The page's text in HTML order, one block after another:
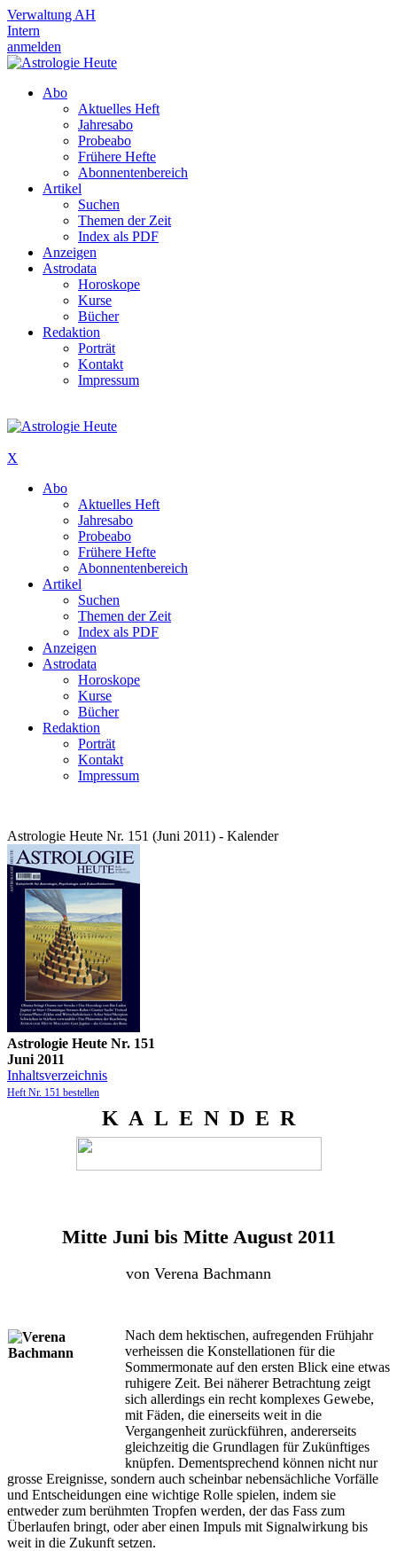
Verwaltung AH
Intern
anmelden
Abo
Aktuelles Heft
Jahresabo
Probeabo
Frühere Hefte
Abonnentenbereich
Artikel
Suchen
Themen der Zeit
Index als PDF
Anzeigen
Astrodata
Horoskope
Kurse
Bücher
Redaktion
Porträt
Kontakt
Impressum
X
Abo
Aktuelles Heft
Jahresabo
Probeabo
Frühere Hefte
Abonnentenbereich
Artikel
Suchen
Themen der Zeit
Index als PDF
Anzeigen
Astrodata
Horoskope
Kurse
Bücher
Redaktion
Porträt
Kontakt
Impressum
Astrologie Heute Nr. 151 (Juni 2011) - Kalender
Astrologie Heute Nr. 151
Juni 2011
Inhaltsverzeichnis
Heft Nr. 151 bestellen
K A L E N D E R
Mitte Juni bis Mitte August 2011
von Verena Bachmann
Nach dem hektischen, aufregenden Frühjahr
verheissen die Konstellationen für die
Sommermonate auf den ersten Blick eine etwas
ruhigere Zeit. Bei näherer Betrachtung zeigt
sich allerdings ein recht komplexes Gewebe,
mit Fäden, die einerseits weit in die
Vergangenheit zurückführen, andererseits
gleichzeitig die Grundlagen für Zukünftiges
knüpfen. Dementsprechend können nicht nur
grosse Ereignisse, sondern auch scheinbar nebensächliche Vorfälle
und Entscheidungen eine wichtige Rolle spielen, indem sie
entweder zum berühmten Tropfen werden, der das Fass zum
Überlaufen bringt, oder aber einen Impuls mit Signalwirkung bis
weit in die Zukunft setzen.